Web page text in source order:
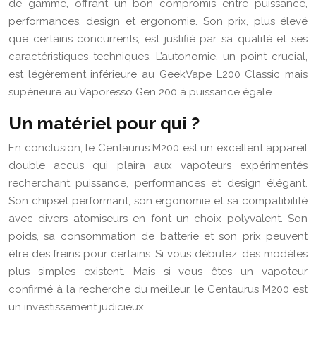
de gamme, offrant un bon compromis entre puissance,
performances, design et ergonomie. Son prix, plus élevé
que certains concurrents, est justifié par sa qualité et ses
caractéristiques techniques. L’autonomie, un point crucial,
est légèrement inférieure au GeekVape L200 Classic mais
supérieure au Vaporesso Gen 200 à puissance égale.
Un matériel pour qui ?
En conclusion, le Centaurus M200 est un excellent appareil
double accus qui plaira aux vapoteurs expérimentés
recherchant puissance, performances et design élégant.
Son chipset performant, son ergonomie et sa compatibilité
avec divers atomiseurs en font un choix polyvalent. Son
poids, sa consommation de batterie et son prix peuvent
être des freins pour certains. Si vous débutez, des modèles
plus simples existent. Mais si vous êtes un vapoteur
confirmé à la recherche du meilleur, le Centaurus M200 est
un investissement judicieux.